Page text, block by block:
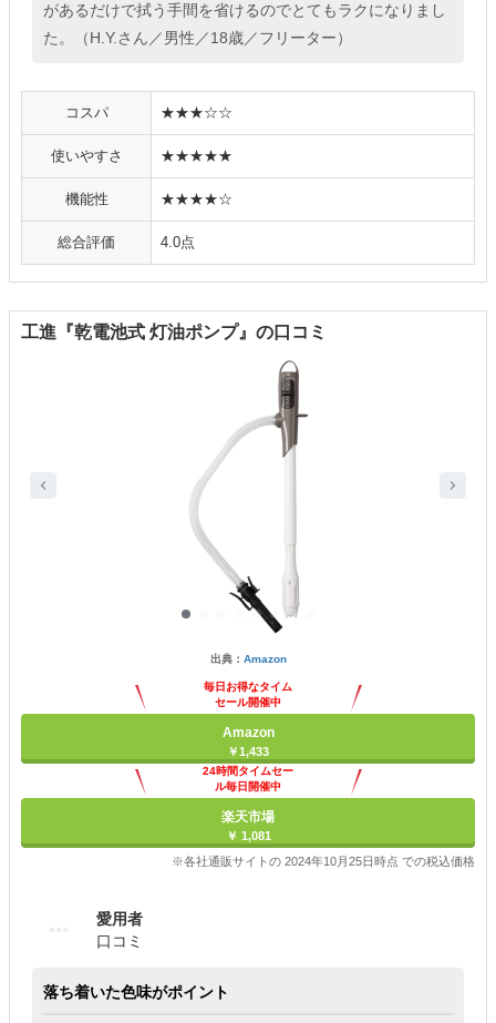
があるだけで拭う手間を省けるのでとてもラクになりまし
た。（H.Y.さん／男性／18歳／フリーター）
コスパ ★★★☆☆
使いやすさ ★★★★★
機能性 ★★★★☆
総合評価 4.0点
工進『乾電池式 灯油ポンプ』の口コミ
出典： Amazon
毎日お得なタイム
セール開催中
Amazon
￥1,433
24時間タイムセー
ル毎日開催中
楽天市場
￥ 1,081
※各社通販サイトの 2024年10月25日時点 での税込価格
愛用者
口コミ
落ち着いた色味がポイント